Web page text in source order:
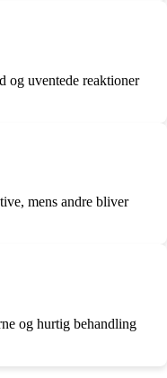
og uventede reaktioner
mens andre bliver
og hurtig behandling